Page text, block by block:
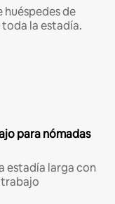
huéspedes de
la estadía.
para nómadas
estadía larga con